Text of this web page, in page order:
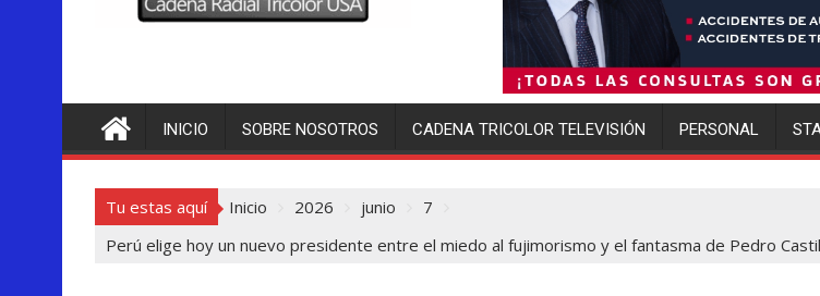
INICIO SOBRE NOSOTROS CADENA TRICOLOR TELEVISIÓN PERSONAL
Tu estas aquí Inicio 2026 junio
7
Perú elige hoy un nuevo presidente entre el miedo al fujimorismo y el fantasma de Pedro